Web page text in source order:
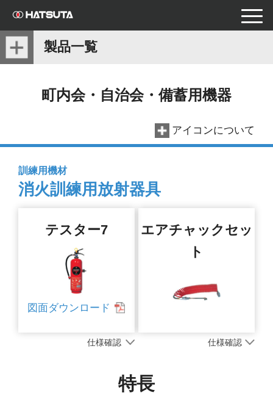
toggle
町内会・自治会・備蓄用機器
アイコンについて
訓練用機材
消火訓練用放射器具
テスター7
図面ダウンロード
仕様確認
エアチャックセッ
ト
仕様確認
特長
製品一覧